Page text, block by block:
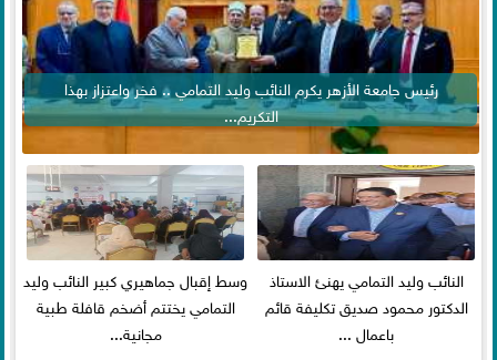
رئيس جامعة الأزهر يكرم النائب وليد التمامي .. فخر واعتزاز بهذا
التكريم...
النائب وليد التمامي يهنئ الاستاذ
الدكتور محمود صديق تكليفة قائم
باعمال ...
وسط إقبال جماهيري كبير النائب وليد
التمامي يختتم أضخم قافلة طبية
مجانية...